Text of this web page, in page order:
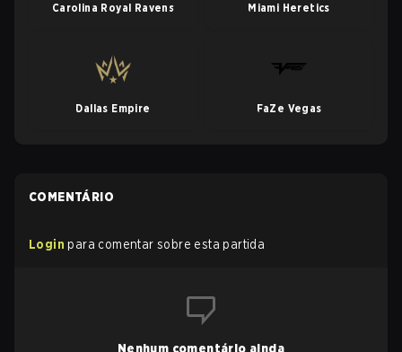
Carolina Royal Ravens Miami Heretics
Dallas Empire FaZe Vegas
COMENTÁRIO
Login para comentar sobre esta partida
Nenhum comentário ainda